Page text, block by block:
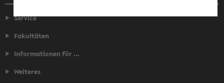
Service
Fakultäten
Informationen für ...
Weiteres